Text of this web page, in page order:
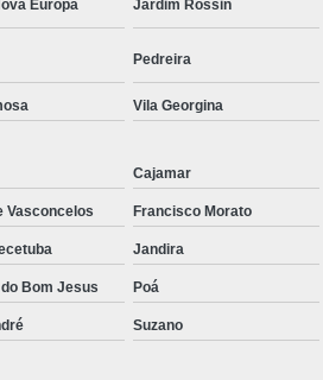
Europa Jardim Rossin
Pedreira
Vila Georgina
Cajamar
Vasconcelos Francisco Morato
Jandira
Bom Jesus Poá
Suzano